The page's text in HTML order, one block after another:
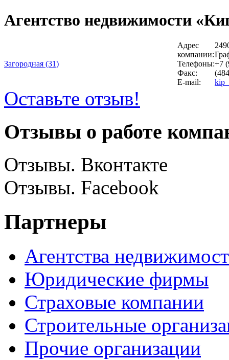
Агентство недвижимости
Загородная (31)
Адрес
компании:
Телефоны:+7
Факс:
E-mail:
Оставьте отзыв!
Отзывы о работе
Отзывы. Вконтакте
Отзывы. Facebook
Партнеры
Агентства
Юридические фирмы
Страховые компании
Строительные
Прочие организации